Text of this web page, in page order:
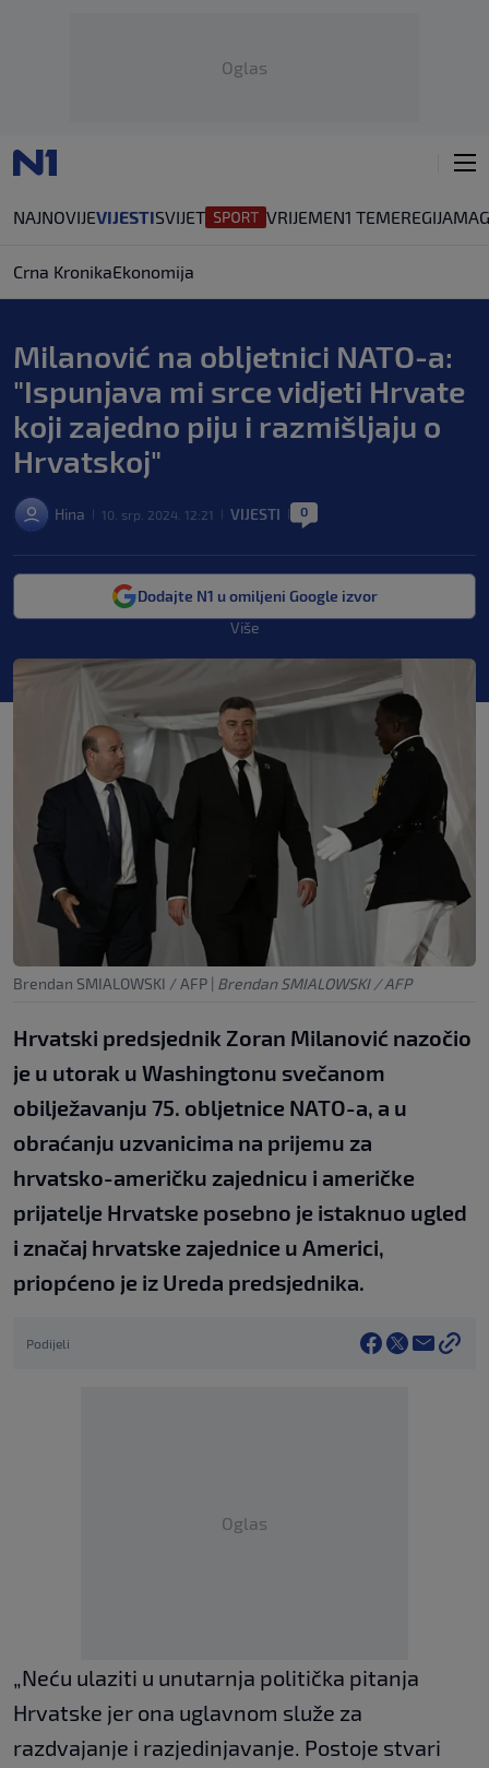
Oglas
NAJNOVIJEVIJESTISVIJET VRIJEMEN1 TEMEREGIJA
Crna KronikaEkonomija
Milanović na obljetnici NATO-a:
"Ispunjava mi srce vidjeti Hrvate
koji zajedno piju i razmišljaju o
Hrvatskoj"
Hina 10. srp. 2024. 12:21 VIJESTI 0
Dodajte N1 u omiljeni Google izvor
Više
Brendan SMIALOWSKI / AFP | Brendan SMIALOWSKI / AFP
Hrvatski predsjednik Zoran Milanović nazočio
je u utorak u Washingtonu svečanom
obilježavanju 75. obljetnice NATO-a, a u
obraćanju uzvanicima na prijemu za
hrvatsko-američku zajednicu i američke
prijatelje Hrvatske posebno je istaknuo ugled
i značaj hrvatske zajednice u Americi,
priopćeno je iz Ureda predsjednika.
Podijeli
Oglas
„Neću ulaziti u unutarnja politička pitanja
Hrvatske jer ona uglavnom služe za
razdvajanje i razjedinjavanje. Postoje stvari